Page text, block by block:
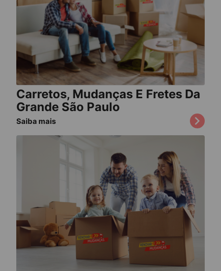
Carretos, Mudanças E Fretes Da
Grande São Paulo
Saiba mais